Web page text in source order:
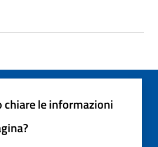
chiare le informazioni